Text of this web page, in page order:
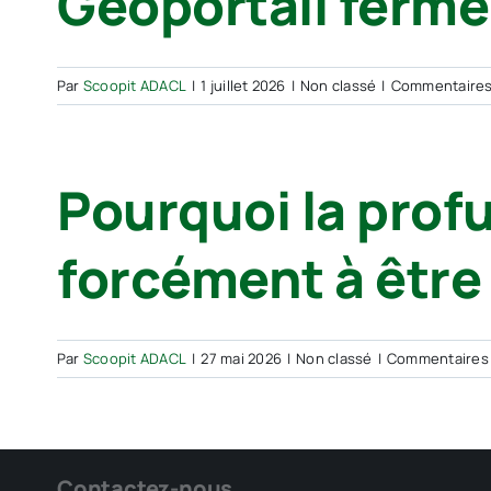
Par Scoopit ADACL | 1 juillet 2026 | Non classé |
Pourquoi la
forcément à
Par Scoopit ADACL | 27 mai 2026 | Non classé |